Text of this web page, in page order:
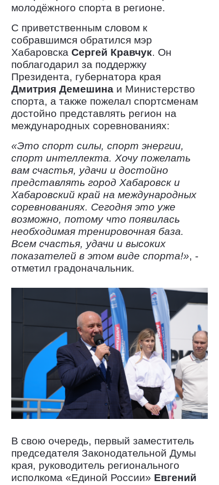
молодёжного спорта в регионе.
С приветственным словом к
собравшимся обратился мэр
Хабаровска Сергей Кравчук. Он
поблагодарил за поддержку
Президента, губернатора края
Дмитрия Демешина и Министерство
спорта, а также пожелал спортсменам
достойно представлять регион на
международных соревнованиях:
«Это спорт силы, спорт энергии,
спорт интеллекта. Хочу пожелать
вам счастья, удачи и достойно
представлять город Хабаровск и
Хабаровский край на международных
соревнованиях. Сегодня это уже
возможно, потому что появилась
необходимая тренировочная база.
Всем счастья, удачи и высоких
показателей в этом виде спорта!», -
отметил градоначальник.
В свою очередь, первый заместитель
председателя Законодательной Думы
края, руководитель регионального
исполкома «Единой России» Евгений